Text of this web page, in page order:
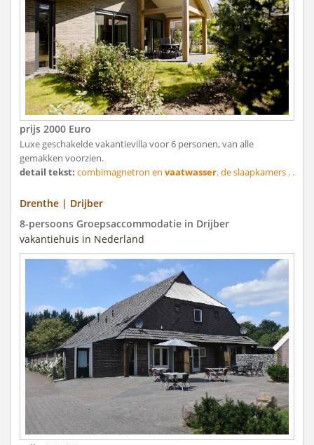
prijs 2000 Euro
Luxe geschakelde vakantievilla voor 6 personen, van alle
gemakken voorzien.
detail tekst: combimagnetron en vaatwasser. de slaapkamers . .
Drenthe | Drijber
8-persoons Groepsaccommodatie in Drijber
vakantiehuis in Nederland